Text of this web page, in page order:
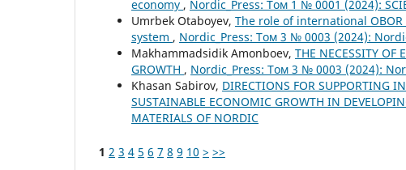
economy , Nordic_Press: Том 1 № 0001 (2024):
Umrbek Otaboyev, The role of international
system , Nordic_Press: Том 3 № 0003 (2024):
Makhammadsidik Amonboev, THE NECESSITY OF
GROWTH , Nordic_Press: Том 3 № 0003 (2024):
Khasan Sabirov, DIRECTIONS FOR SUPPORTING
SUSTAINABLE ECONOMIC GROWTH IN
MATERIALS OF NORDIC
1 2 3 4 5 6 7 8 9 10 > >>